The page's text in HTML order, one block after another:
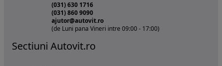
(031) 630 1716
(031) 860 9090
ajutor@autovit.ro
(de Luni pana Vineri intre 09:00 - 17:00)
Sectiuni Autovit.ro